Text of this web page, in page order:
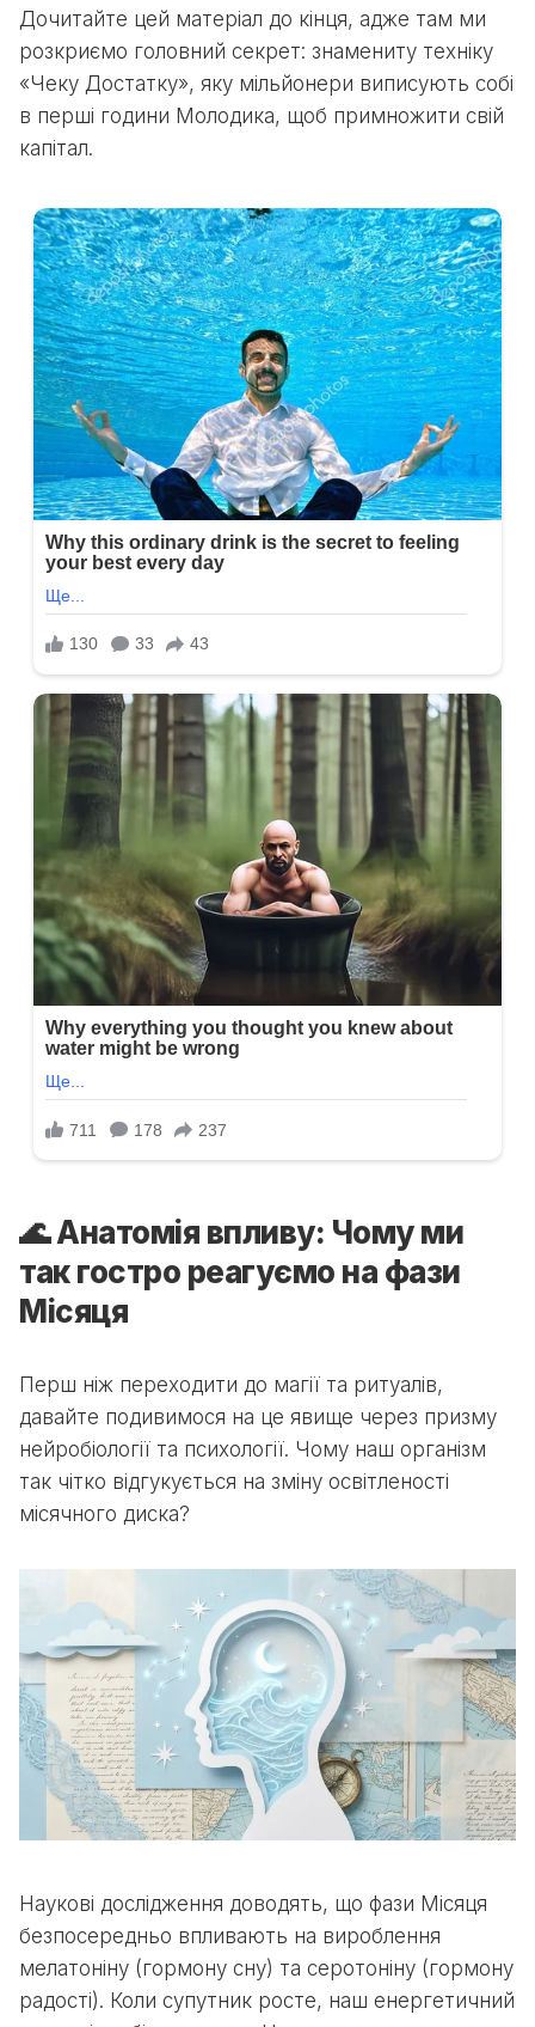
Дочитайте цей матеріал до кінця, адже там ми
розкриємо головний секрет: знамениту техніку
«Чеку Достатку», яку мільйонери виписують собі
в перші години Молодика, щоб примножити свій
капітал.
🌊 Анатомія впливу: Чому ми
так гостро реагуємо на фази
Місяця
Перш ніж переходити до магії та ритуалів,
давайте подивимося на це явище через призму
нейробіології та психології. Чому наш організм
так чітко відгукується на зміну освітленості
місячного диска?
Наукові дослідження доводять, що фази Місяця
безпосередньо впливають на вироблення
мелатоніну (гормону сну) та серотоніну (гормону
радості). Коли супутник росте, наш енергетичний